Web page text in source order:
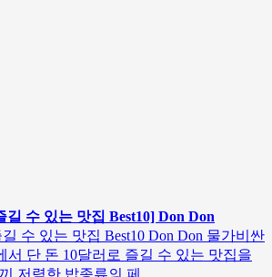
길 수 있는 맛집 Best10] Don Don
수 있는 맛집 Best10 Don Don 물가비싼
서 단 돈 10달러로 즐길 수 있는 맛집을
저렴한 밥종류의 페…